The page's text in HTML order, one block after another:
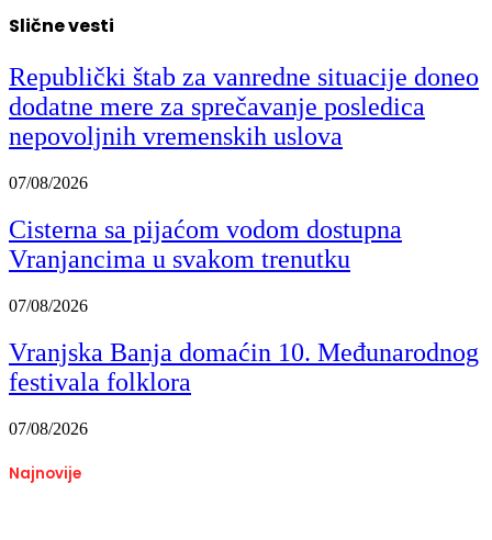
Slične vesti
Republički štab za vanredne situacije doneo
dodatne mere za sprečavanje posledica
nepovoljnih vremenskih uslova
07/08/2026
Cisterna sa pijaćom vodom dostupna
Vranjancima u svakom trenutku
07/08/2026
Vranjska Banja domaćin 10. Međunarodnog
festivala folklora
07/08/2026
Najnovije